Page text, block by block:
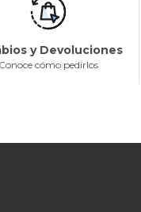
y Devoluciones
Conoce cómo pedirlos